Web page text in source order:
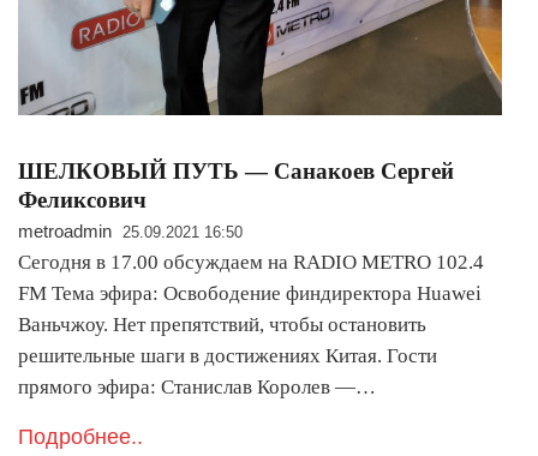
ШЕЛКОВЫЙ ПУТЬ — Санакоев Сергей
Феликсович
metroadmin 25.09.2021 16:50
Сегодня в 17.00 обсуждаем на RADIO METRO 102.4
FM Тема эфира: Освободение финдиректора Huawei
Ваньчжоу. Нет препятствий, чтобы остановить
решительные шаги в достижениях Китая. Гости
прямого эфира: Станислав Королев —…
Подробнее..